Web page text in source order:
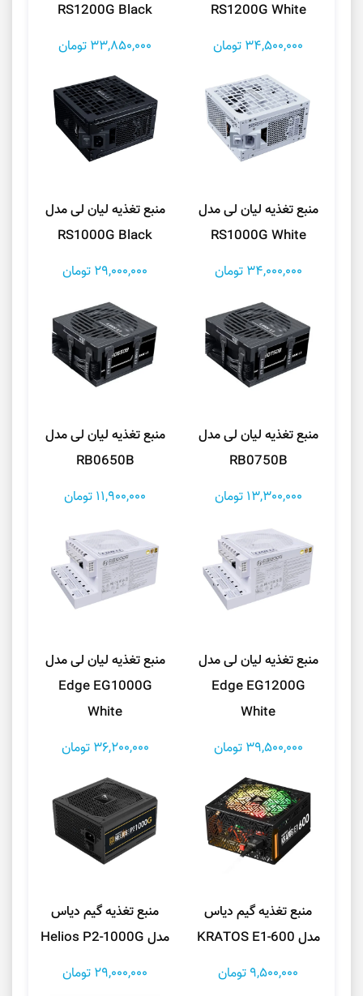
RS1200G White
34,500,000 تومان
RS1200G Black
33,850,000 تومان
منبع تغذیه لیان لی مدل
RS1000G White
34,000,000 تومان
منبع تغذیه لیان لی مدل
RS1000G Black
29,000,000 تومان
منبع تغذیه لیان لی مدل
RB0750B
13,300,000 تومان
منبع تغذیه لیان لی مدل
RB0650B
11,900,000 تومان
منبع تغذیه لیان لی مدل
Edge EG1200G
White
39,500,000 تومان
منبع تغذیه لیان لی مدل
Edge EG1000G
White
36,200,000 تومان
منبع تغذیه گیم دیاس
مدل KRATOS E1-600
9,500,000 تومان
منبع تغذیه گیم دیاس
مدل Helios P2-1000G
29,000,000 تومان